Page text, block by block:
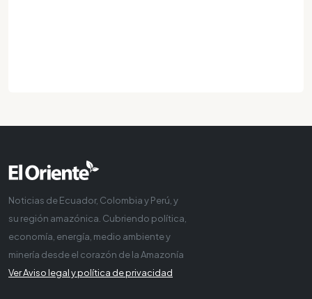
Noticias de Ecuador, Colombia y Perú, y
su región amazónica. Cubriendo política,
economía, energía, medio ambiente y
minería desde el corazón de la Amazonía
Ver Aviso legal y política de privacidad